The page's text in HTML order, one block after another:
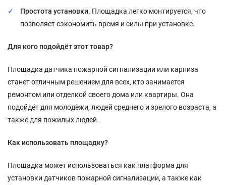
Простота установки. Площадка легко монтируется, что
позволяет сэкономить время и силы при установке.
Для кого подойдёт этот товар?
Площадка датчика пожарной сигнализации или карниза
станет отличным решением для всех, кто занимается
ремонтом или отделкой своего дома или квартиры. Она
подойдёт для молодёжи, людей среднего и зрелого возраста, а
также для пожилых людей.
Как использовать площадку?
Площадка может использоваться как платформа для
установки датчиков пожарной сигнализации, а также как